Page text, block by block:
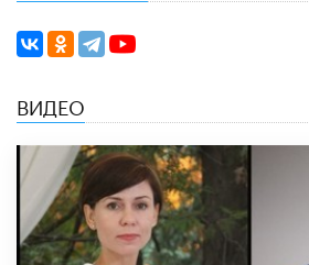
ВИДЕО